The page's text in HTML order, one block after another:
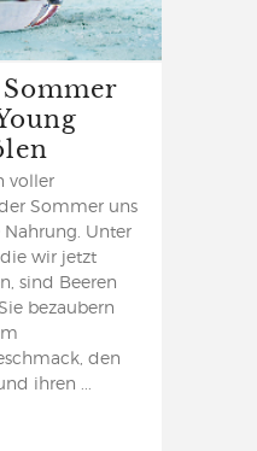
voller
Sommer uns
Unter
wir jetzt
sind Beeren
bezaubern
den
ihren ...